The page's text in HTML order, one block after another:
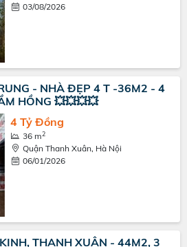
03/08/2026
- NHÀ ĐẸP 4 T -36M2 - 4
HỒNG 💥💥💥💥
4 Tỷ Đồng
36 m2
Quận Thanh Xuân, Hà Nội
06/01/2026
THANH XUÂN - 44M2, 3